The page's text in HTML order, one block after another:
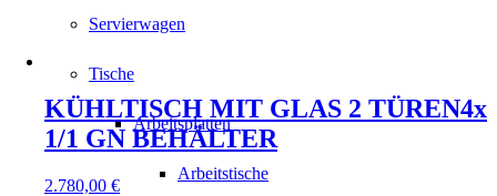
Servierwagen
Tische
Arbeitsplatten
Arbeitstische
KÜHLTISCH MIT GLAS 2 TÜREN4x
1/1 GN BEHÄLTER
2.780,00 €